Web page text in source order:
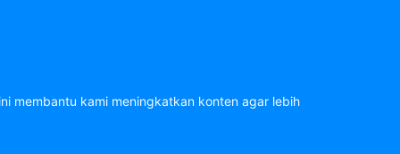
membantu kami meningkatkan konten agar lebih